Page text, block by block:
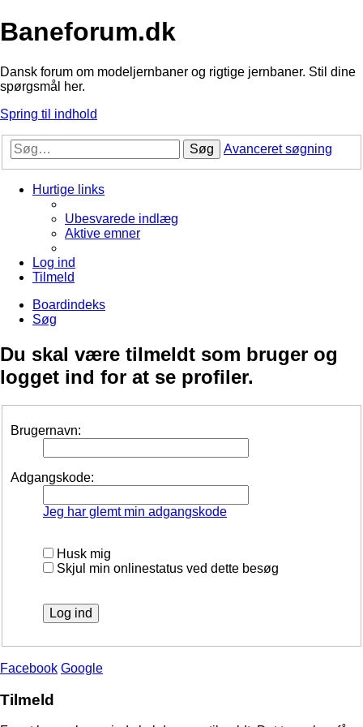
Baneforum.dk
Dansk forum om modeljernbaner og rigtige jernbaner. Stil dine
spørgsmål her.
Spring til indhold
Søg Avanceret søgning
Hurtige links
Ubesvarede indlæg
Aktive emner
Log ind
Tilmeld
Boardindeks
Søg
Du skal være tilmeldt som bruger og
logget ind for at se profiler.
Brugernavn:
Adgangskode:
Jeg har glemt min adgangskode
Husk mig
Skjul min onlinestatus ved dette besøg
Facebook Google
Tilmeld